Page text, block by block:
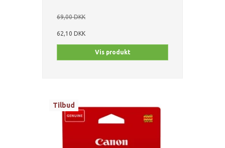
69,00 DKK
62,10 DKK
Vis produkt
Tilbud